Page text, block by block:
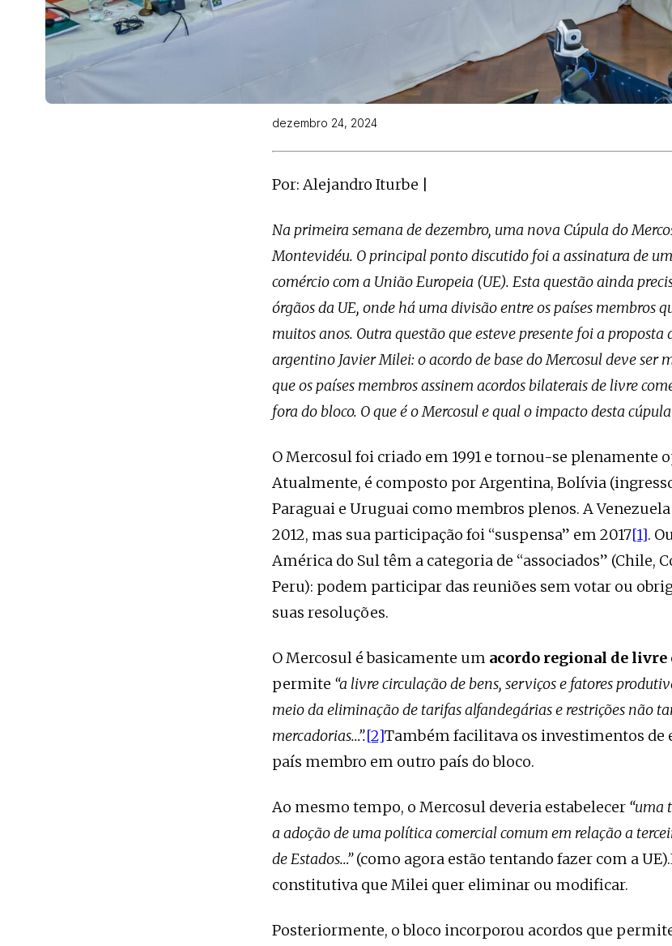
dezembro 24, 2024
Por: Alejandro Iturbe |
Na primeira semana de dezembro, uma nova Cúpula do
Montevidéu. O principal ponto discutido foi a assinatura de
comércio com a União Europeia (UE). Esta questão ainda
órgãos da UE, onde há uma divisão entre os países membros
muitos anos. Outra questão que esteve presente foi a proposta
argentino Javier Milei: o acordo de base do Mercosul deve ser
que os países membros assinem acordos bilaterais de livre
fora do bloco. O que é o Mercosul e qual o impacto desta
O Mercosul foi criado em 1991 e tornou-se plenamente
Atualmente, é composto por Argentina, Bolívia
Paraguai e Uruguai como membros plenos. A
2012, mas sua participação foi “suspensa” em 2017[1].
América do Sul têm a categoria de “associados” (Chile,
Peru): podem participar das reuniões sem votar ou
suas resoluções.
O Mercosul é basicamente um acordo regional de livre
permite “a livre circulação de bens, serviços e fatores
meio da eliminação de tarifas alfandegárias e restrições não
mercadorias…”.[2]Também facilitava os investimentos de
país membro em outro país do bloco.
Ao mesmo tempo, o Mercosul deveria estabelecer “uma
a adoção de uma política comercial comum em relação a
de Estados…”(como agora estão tentando fazer com a
constitutiva que Milei quer eliminar ou modificar.
Posteriormente, o bloco incorporou acordos que